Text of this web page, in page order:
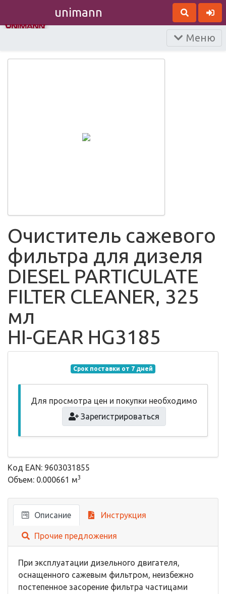
unimann
Меню
Очиститель сажевого
фильтра для дизеля
DIESEL PARTICULATE
FILTER CLEANER, 325
мл
HI-GEAR HG3185
Срок поставки от 7 дней
Для просмотра цен и покупки необходимо
Зарегистрироваться
Код EAN: 9603031855
Объем: 0.000661 м3
Описание Инструкция
Прочие предложения
При эксплуатации дизельного двигателя,
оснащенного сажевым фильтром, неизбежно
постепенное засорение фильтра частицами